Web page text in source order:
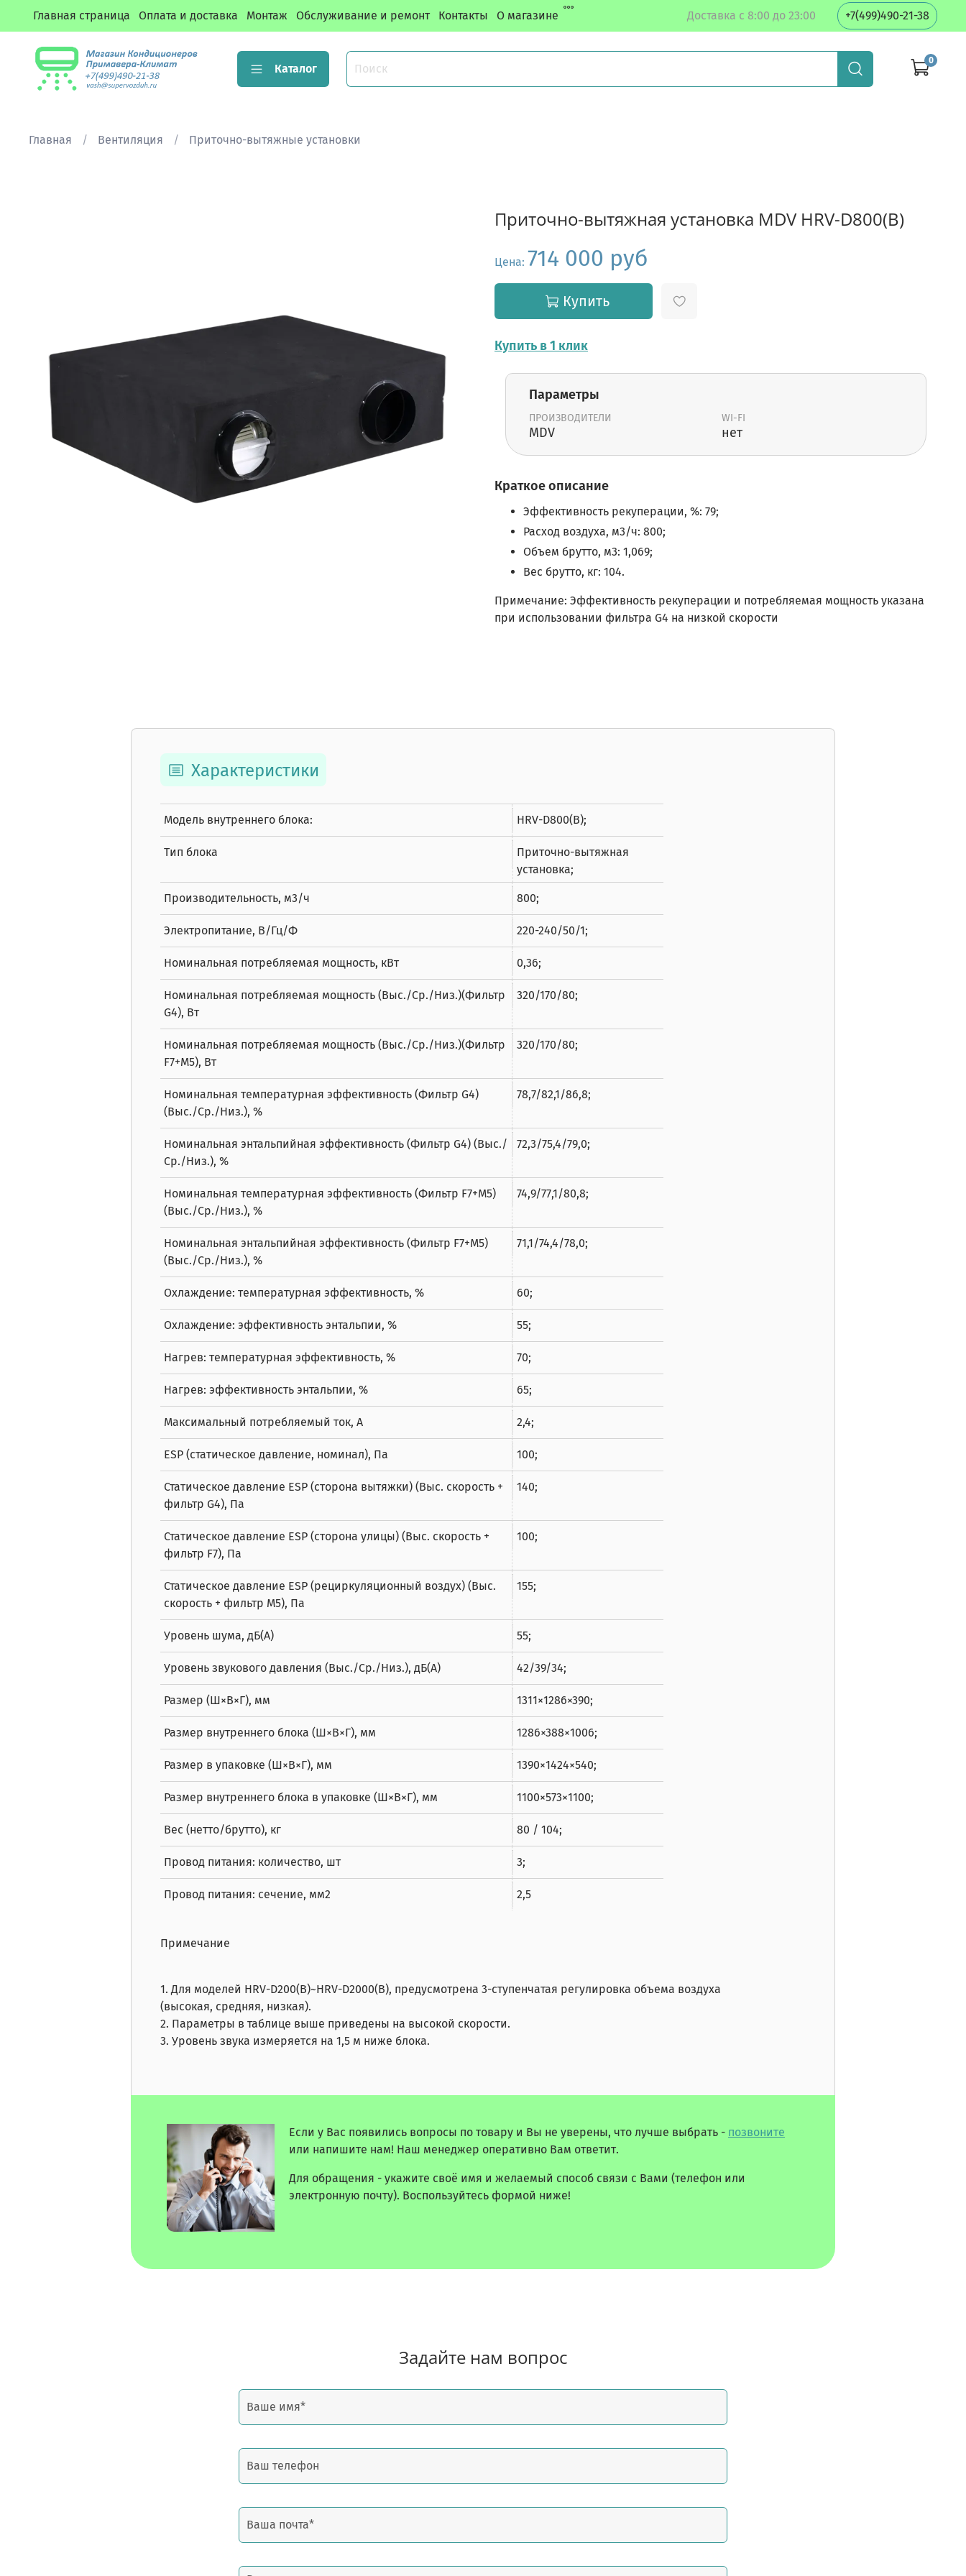
Главная страница Оплата и доставка Монтаж Обслуживание и ремонт Контакты О магазине Доставка с 8:00 до 23:00 +7(499)490-21-38
Каталог
0
Главная Вентиляция Приточно-вытяжные установки
Приточно-вытяжная установка MDV HRV-D800(B)
Цена: 714 000 руб
Купить
Купить в 1 клик
Параметры
ПРОИЗВОДИТЕЛИ
MDV
WI-FI
нет
Краткое описание
Эффективность рекуперации, %: 79;
Расход воздуха, м3/ч: 800;
Объем брутто, м3: 1,069;
Вес брутто, кг: 104.
Примечание: Эффективность рекуперации и потребляемая мощность указана
при использовании фильтра G4 на низкой скорости
Характеристики
Модель внутреннего блока: HRV-D800(B);
Тип блока
Приточно-вытяжная
установка;
Производительность, м3/ч 800;
Электропитание, В/Гц/Ф 220-240/50/1;
Номинальная потребляемая мощность, кВт 0,36;
Номинальная потребляемая мощность (Выс./Ср./Низ.)(Фильтр
G4), Вт
320/170/80;
Номинальная потребляемая мощность (Выс./Ср./Низ.)(Фильтр
F7+M5), Вт
320/170/80;
Номинальная температурная эффективность (Фильтр G4)
(Выс./Ср./Низ.), %
78,7/82,1/86,8;
Номинальная энтальпийная эффективность (Фильтр G4) (Выс./
Ср./Низ.), %
72,3/75,4/79,0;
Номинальная температурная эффективность (Фильтр F7+M5)
(Выс./Ср./Низ.), %
74,9/77,1/80,8;
Номинальная энтальпийная эффективность (Фильтр F7+M5)
(Выс./Ср./Низ.), %
71,1/74,4/78,0;
Охлаждение: температурная эффективность, % 60;
Охлаждение: эффективность энтальпии, % 55;
Нагрев: температурная эффективность, % 70;
Нагрев: эффективность энтальпии, % 65;
Максимальный потребляемый ток, А 2,4;
ESP (статическое давление, номинал), Па 100;
Статическое давление ESP (сторона вытяжки) (Выс. скорость +
фильтр G4), Па
140;
Статическое давление ESP (сторона улицы) (Выс. скорость +
фильтр F7), Па
100;
Статическое давление ESP (рециркуляционный воздух) (Выс.
скорость + фильтр M5), Па
155;
Уровень шума, дБ(A) 55;
Уровень звукового давления (Выс./Ср./Низ.), дБ(A) 42/39/34;
Размер (Ш×В×Г), мм 1311×1286×390;
Размер внутреннего блока (Ш×В×Г), мм 1286×388×1006;
Размер в упаковке (Ш×В×Г), мм 1390×1424×540;
Размер внутреннего блока в упаковке (Ш×В×Г), мм 1100×573×1100;
Вес (нетто/брутто), кг 80 / 104;
Провод питания: количество, шт 3;
Провод питания: сечение, мм2 2,5
Примечание
1. Для моделей HRV-D200(B)~HRV-D2000(B), предусмотрена 3-ступенчатая регулировка объема воздуха
(высокая, средняя, ​​низкая).
2. Параметры в таблице выше приведены на высокой скорости.
3. Уровень звука измеряется на 1,5 м ниже блока.
Если у Вас появились вопросы по товару и Вы не уверены, что лучше выбрать - позвоните
или напишите нам! Наш менеджер оперативно Вам ответит.
Для обращения - укажите своё имя и желаемый способ связи с Вами (телефон или
электронную почту). Воспользуйтесь формой ниже!
Задайте нам вопрос